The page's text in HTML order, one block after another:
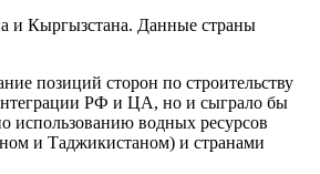
и Кыргызстана. Данные страны
позиций сторон по строительству
интеграции РФ и ЦА, но и сыграло бы
использованию водных ресурсов
и Таджикистаном) и странами